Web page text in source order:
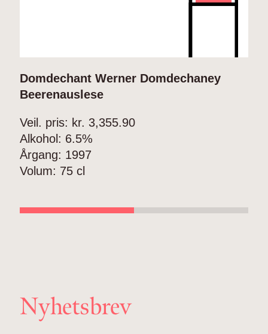
Domdechant Werner Domdechaney
Beerenauslese
Veil. pris: kr. 3,355.90
Alkohol: 6.5%
Årgang: 1997
Volum: 75 cl
Nyhetsbrev